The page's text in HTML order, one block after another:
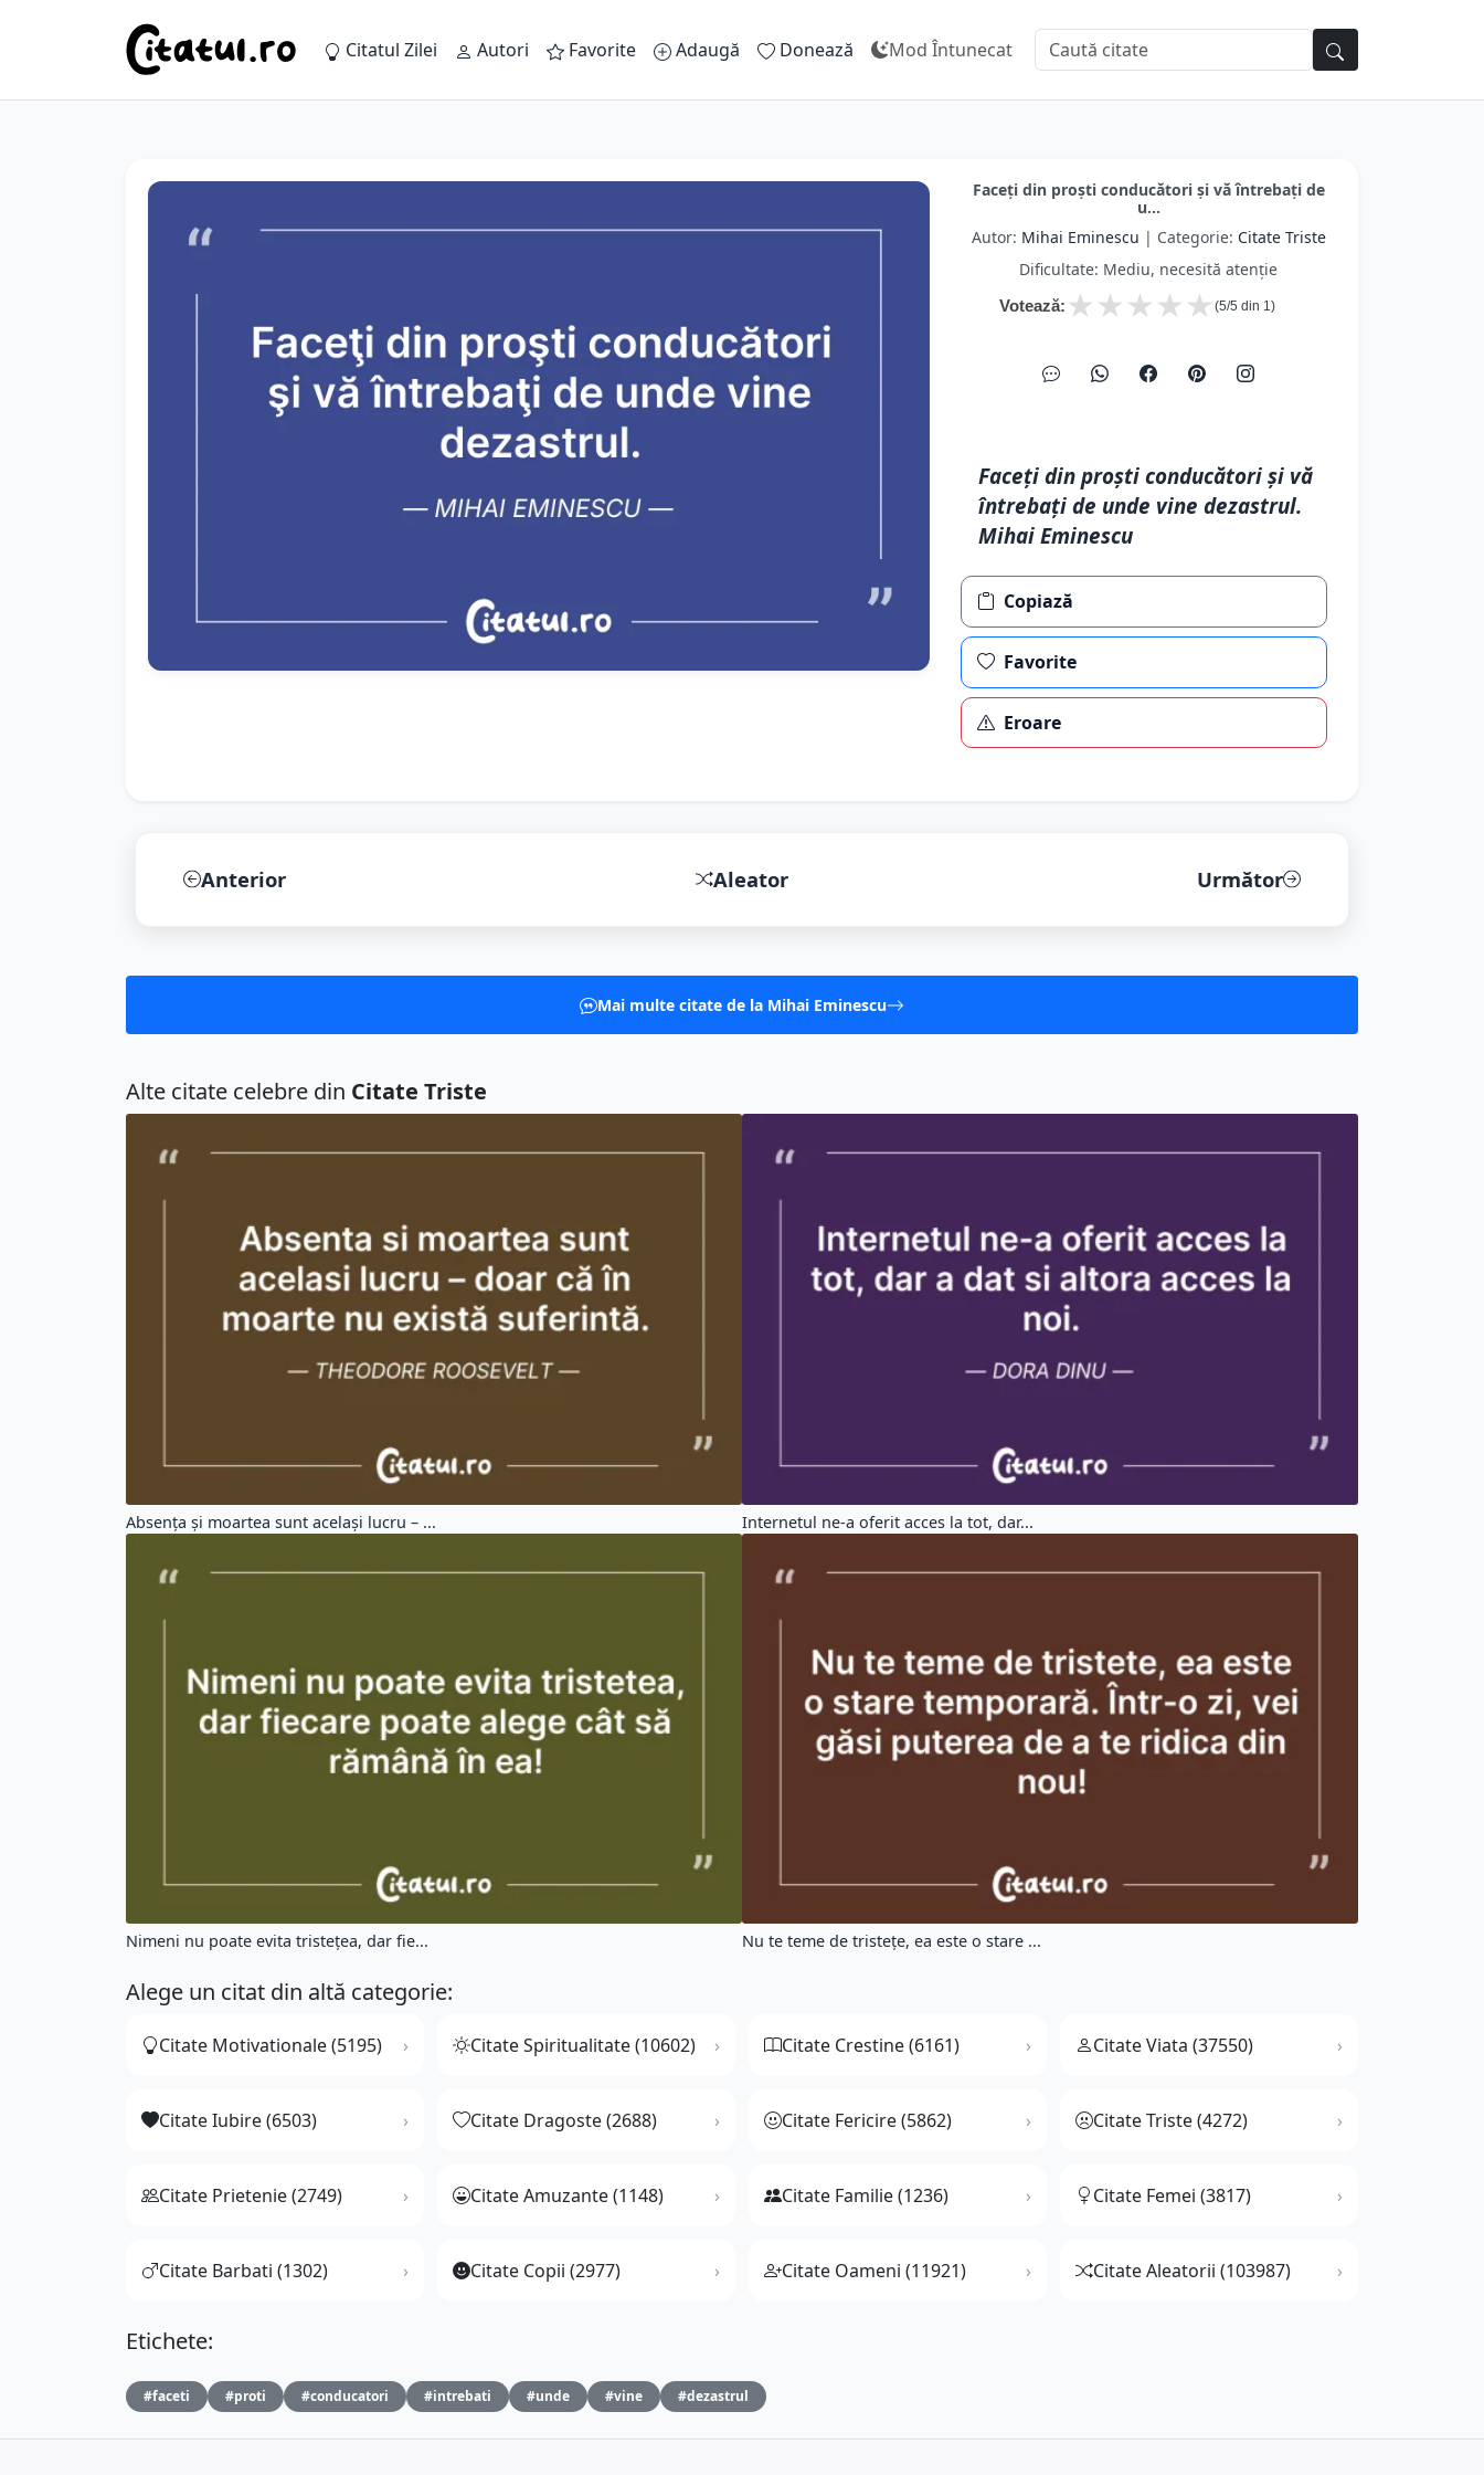
Citatul Zilei Autori Favorite Adaugă Donează Mod Întunecat
Faceţi din proşti conducători şi vă întrebaţi de
u...
Autor: Mihai Eminescu | Categorie: Citate Triste
Dificultate: Mediu, necesită atenție
Votează: ★
★
★
★
★ (5/5 din 1)
Faceţi din proşti conducători şi vă
întrebaţi de unde vine dezastrul.
Mihai Eminescu
Copiază
Favorite
Eroare
Anterior Aleator Următor
Mai multe citate de la Mihai Eminescu
Alte citate celebre din Citate Triste
Absența și moartea sunt același lucru – ... Internetul ne-a oferit acces la tot, dar...
Nimeni nu poate evita tristețea, dar fie... Nu te teme de tristețe, ea este o stare ...
Alege un citat din altă categorie:
Citate Motivationale (5195) Citate Spiritualitate (10602) Citate Crestine (6161) Citate Viata (37550)
Citate Iubire (6503) Citate Dragoste (2688) Citate Fericire (5862) Citate Triste (4272)
Citate Prietenie (2749) Citate Amuzante (1148) Citate Familie (1236) Citate Femei (3817)
Citate Barbati (1302) Citate Copii (2977) Citate Oameni (11921) Citate Aleatorii (103987)
Etichete:
#faceti #proti #conducatori #intrebati #unde #vine #dezastrul